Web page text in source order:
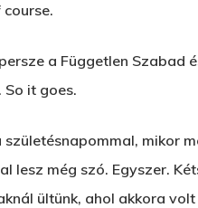
a Független Szabad
it goes.
mikor
lesz még szó. Egyszer.
ültünk, ahol akkora